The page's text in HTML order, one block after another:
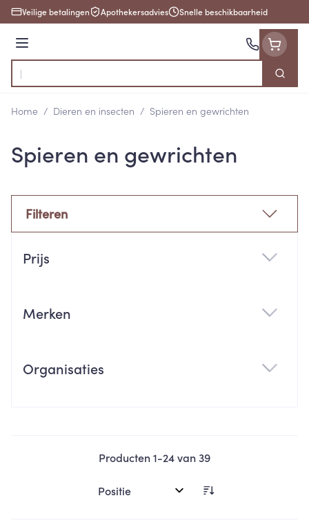
Ga naar de inhoud
Veilige betalingen Apothekersadvies Snelle beschikbaarheid
Menu
Product, merk, categorie...
Zoek
Home / Dieren en insecten / Spieren en gewrichten
Spieren en gewrichten
Filteren
Prijs
Merken
Organisaties
Producten1-24van39
Sorteer op: